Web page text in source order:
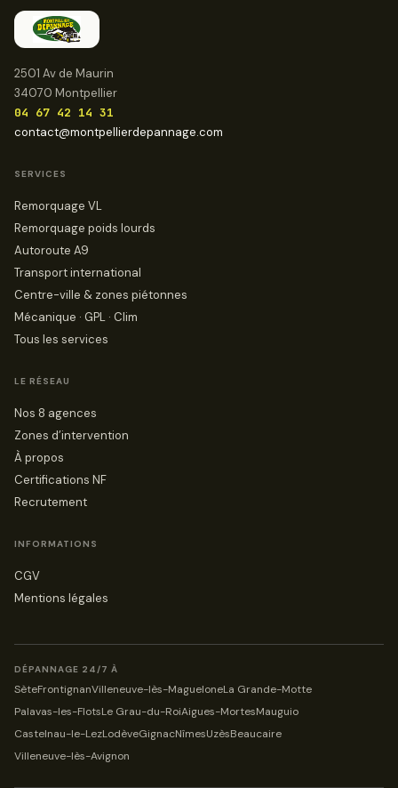
2501 Av de Maurin
34070 Montpellier
04 67 42 14 31
contact@montpellierdepannage.com
SERVICES
Remorquage VL
Remorquage poids lourds
Autoroute A9
Transport international
Centre-ville & zones piétonnes
Mécanique · GPL · Clim
Tous les services
LE RÉSEAU
Nos 8 agences
Zones d’intervention
À propos
Certifications NF
Recrutement
INFORMATIONS
CGV
Mentions légales
DÉPANNAGE 24/7 À
SèteFrontignanVilleneuve-lès-MagueloneLa Grande-Motte
Palavas-les-FlotsLe Grau-du-RoiAigues-MortesMauguio
Castelnau-le-LezLodèveGignacNîmesUzèsBeaucaire
Villeneuve-lès-Avignon